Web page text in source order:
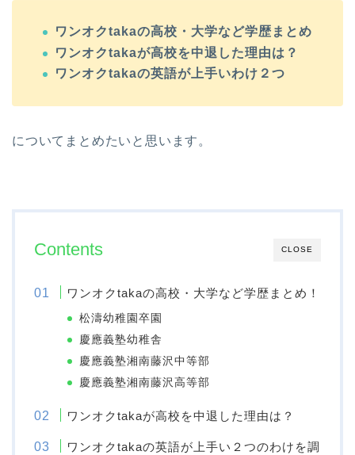
ワンオクtakaの高校・大学など学歴まとめ
ワンオクtakaが高校を中退した理由は？
ワンオクtakaの英語が上手いわけ２つ
についてまとめたいと思います。
CLOSE
Contents
ワンオクtakaの高校・大学など学歴まとめ！
松濤幼稚園卒園
慶應義塾幼稚舎
慶應義塾湘南藤沢中等部
慶應義塾湘南藤沢高等部
ワンオクtakaが高校を中退した理由は？
ワンオクtakaの英語が上手い２つのわけを調